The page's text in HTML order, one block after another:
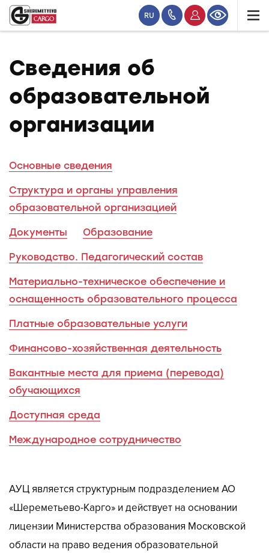
RU
Сведения об
образовательной
организации
Основные сведения
Структура и органы управления
образовательной организацией
Документы Образование
Руководство. Педагогический состав
Материально-техническое обеспечение и
оснащенность образовательного процесса
Платные образовательные услуги
Финансово-хозяйственная деятельность
Вакантные места для приема (перевода)
обучающихся
Доступная среда
Международное сотрудничество
АУЦ является структурным подразделением АО
«Шереметьево-Карго» и действует на основании
лицензии Министерства образования Московской
области на право ведения образовательной